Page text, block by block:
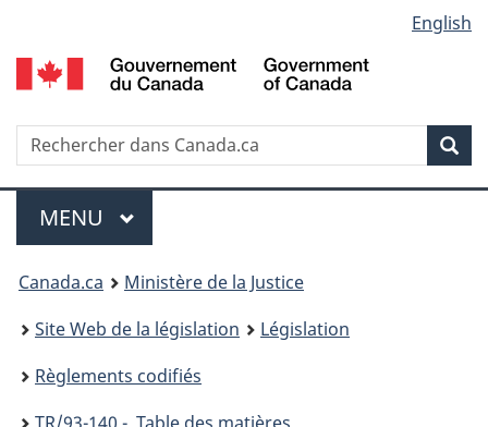
au
contenu
propos
de
la
HTML
simplifiée
selection
English
Recherche
Menu
MENU PRINCIPAL
You
are
here:
Canada.ca
Ministère de la Justice
Site Web de la législation
Législation
Règlements codifiés